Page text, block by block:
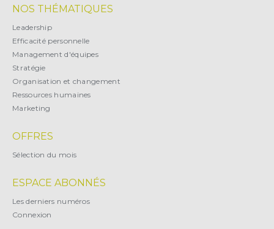
NOS THÉMATIQUES
Leadership
Efficacité personnelle
Management d'équipes
Stratégie
Organisation et changement
Ressources humaines
Marketing
OFFRES
Sélection du mois
ESPACE ABONNÉS
Les derniers numéros
Connexion